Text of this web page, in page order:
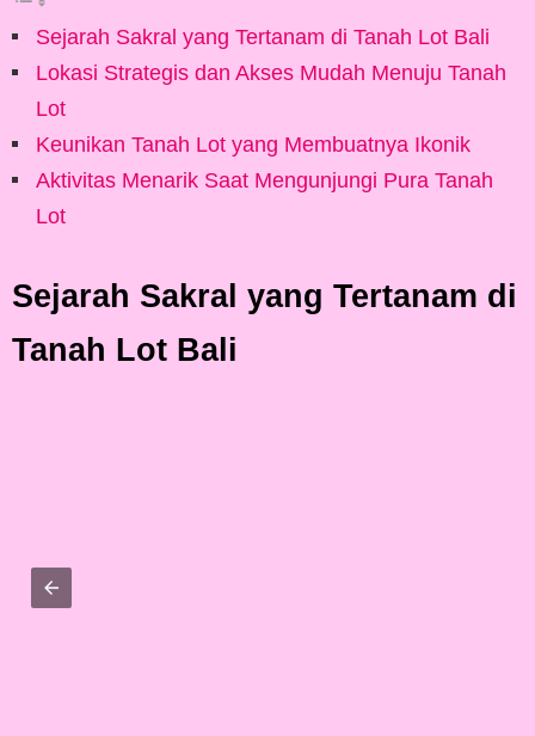
Sejarah Sakral yang Tertanam di Tanah Lot Bali
Lokasi Strategis dan Akses Mudah Menuju Tanah
Lot
Keunikan Tanah Lot yang Membuatnya Ikonik
Aktivitas Menarik Saat Mengunjungi Pura Tanah
Lot
Sejarah Sakral yang Tertanam di
Tanah Lot Bali